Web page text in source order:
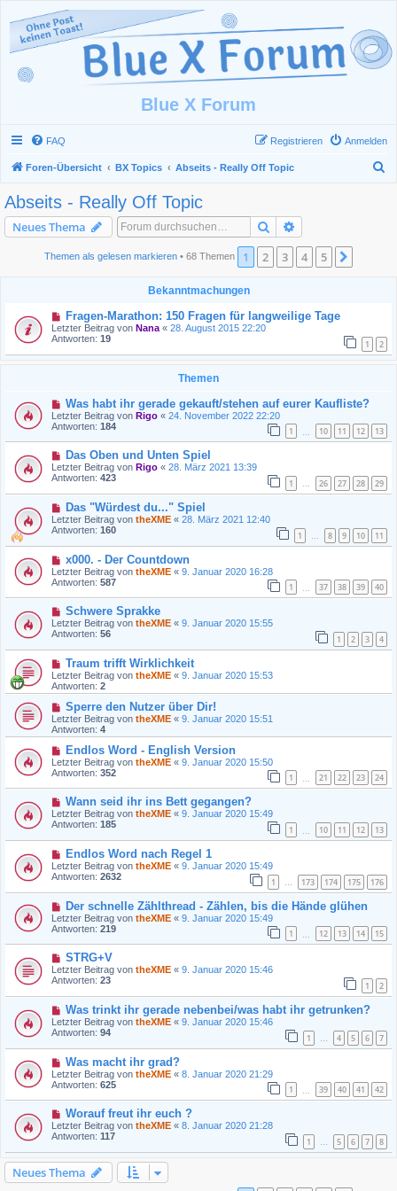
Blue X Forum
FAQ Anmelden
Registrieren
Foren-Übersicht BX Topics Abseits - Really Off Topic
Abseits - Really Off Topic
Neues Thema Suche
Themen als gelesen markieren • 68 Themen 1 2 3 4 5
Bekanntmachungen
Fragen-Marathon: 150 Fragen für langweilige Tage
Letzter Beitrag von Nana « 28. August 2015 22:20
Antworten: 19 1 2
Themen
Was habt ihr gerade gekauft/stehen auf eurer Kaufliste?
Letzter Beitrag von Rigo « 24. November 2022 22:20
Antworten: 184 1 10 11 12 13
Das Oben und Unten Spiel
Letzter Beitrag von Rigo « 28. März 2021 13:39
Antworten: 423 1 … 26 27 28 29
Das "Würdest du..." Spiel
Letzter Beitrag von theXME « 28. März 2021 12:40
Antworten: 160 1 … 8 9 10 11
x000. - Der Countdown
Letzter Beitrag von theXME « 9. Januar 2020 16:28
Antworten: 587 1 37 38 39 40
Schwere Sprakke
Letzter Beitrag von theXME « 9. Januar 2020 15:55
Antworten: 56 1 2 3 4
Traum trifft Wirklichkeit
Letzter Beitrag von theXME « 9. Januar 2020 15:53
Antworten: 2
Sperre den Nutzer über Dir!
Letzter Beitrag von theXME « 9. Januar 2020 15:51
Antworten: 4
Endlos Word - English Version
Letzter Beitrag von theXME « 9. Januar 2020 15:50
Antworten: 352 1 21 22 23 24
Wann seid ihr ins Bett gegangen?
Letzter Beitrag von theXME « 9. Januar 2020 15:49
Antworten: 185 1 10 11 12 13
Endlos Word nach Regel 1
Letzter Beitrag von theXME « 9. Januar 2020 15:49
Antworten: 2632 1 … 173 174 175 176
Der schnelle Zählthread - Zählen, bis die Hände glühen
Letzter Beitrag von theXME « 9. Januar 2020 15:49
Antworten: 219 1 12 13 14 15
STRG+V
Letzter Beitrag von theXME « 9. Januar 2020 15:46
Antworten: 23 1 2
Was trinkt ihr gerade nebenbei/was habt ihr getrunken?
Letzter Beitrag von theXME « 9. Januar 2020 15:46
Antworten: 94 1 … 4 5 6 7
Was macht ihr grad?
Letzter Beitrag von theXME « 8. Januar 2020 21:29
Antworten: 625 1 39 40 41 42
Worauf freut ihr euch ?
Letzter Beitrag von theXME « 8. Januar 2020 21:28
Antworten: 117 1 … 5 6 7 8
Neues Thema